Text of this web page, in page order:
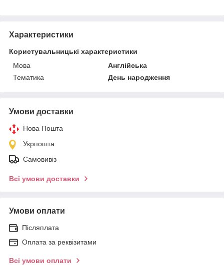
Характеристики
Користувальницькі характеристики
Мова
Англійська
Тематика
День народження
Умови доставки
Нова Пошта
Укрпошта
Самовивіз
Всі умови доставки
Умови оплати
Післяплата
Оплата за реквізитами
Всі умови оплати